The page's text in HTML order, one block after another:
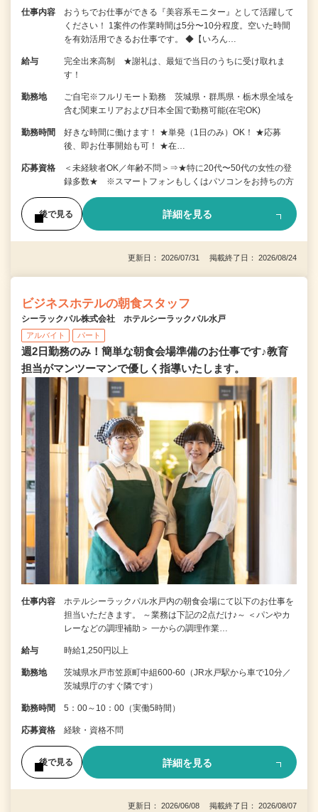
仕事内容
おうちでお仕事ができる『美容系モニター』として活躍して
ください！ 1案件の作業時間は5分〜10分程度。空いた時間
を有効活用できるお仕事です。 ◆【いろん…
給与
完全出来高制 ★謝礼は、最短で当日のうちに受け取れま
す！
勤務地
ご自宅※フルリモート勤務 茨城県・群馬県・栃木県全域を
含む関東エリアおよび日本全国で勤務可能(在宅OK)
勤務時間
好きな時間に働けます！ ★単発（1日のみ）OK！ ★応募
後、即お仕事開始も可！ ★在…
応募資格
＜未経験者OK／年齢不問＞⇒★特に20代〜50代の女性の登
録多数★ ※スマートフォンもしくはパソコンをお持ちの方
後で見る 詳細を見る
更新日： 2026/07/31 掲載終了日： 2026/08/24
ビジネスホテルの朝食スタッフ
シーラックパル株式会社 ホテルシーラックパル水戸
アルバイト パート
週2日勤務のみ！簡単な朝食会場準備のお仕事です♪教育
担当がマンツーマンで優しく指導いたします。
仕事内容
ホテルシーラックパル水戸内の朝食会場にて以下のお仕事を
担当いただきます。 ～業務は下記の2点だけ♪～ ＜パンやカ
レーなどの調理補助＞ 一からの調理作業…
給与 時給1,250円以上
勤務地
茨城県水戸市笠原町中組600-60（JR水戸駅から車で10分／
茨城県庁のすぐ隣です）
勤務時間 5：00～10：00（実働5時間）
応募資格 経験・資格不問
後で見る 詳細を見る
更新日： 2026/06/08 掲載終了日： 2026/08/07